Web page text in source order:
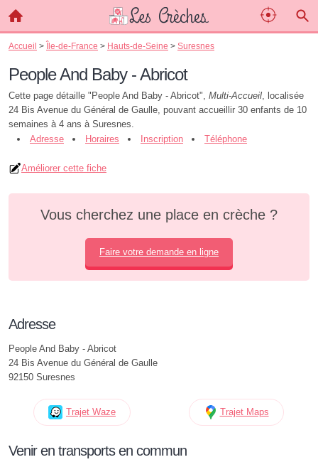
Accueil > Île-de-France > Hauts-de-Seine > Suresnes
People And Baby - Abricot
Cette page détaille "People And Baby - Abricot", Multi-Accueil, localisée
24 Bis Avenue du Général de Gaulle, pouvant accueillir 30 enfants de 10
semaines à 4 ans à Suresnes.
Adresse
Horaires Inscription Téléphone
Améliorer cette fiche
Vous cherchez une place en crèche ?
Faire votre demande en ligne
Adresse
People And Baby - Abricot
24 Bis Avenue du Général de Gaulle
92150 Suresnes
Trajet Waze Trajet Maps
Venir en transports en commun